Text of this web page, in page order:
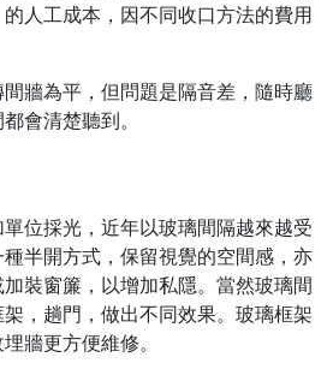
人工成本，因不同收口方法的費用
牆為平，但問題是隔音差，隨時廳
會清楚聽到。
位採光，近年以玻璃間隔越來越受
半開方式，保留視覺的空間感，亦
裝窗簾，以增加私隱。當然玻璃間
，趟門，做出不同效果。玻璃框架
牆更方便維修。